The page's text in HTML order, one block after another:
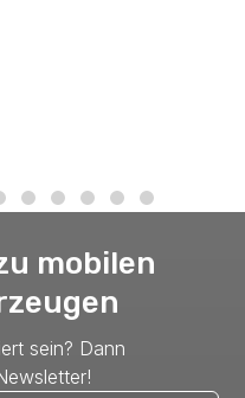
mobilen
sein? Dann